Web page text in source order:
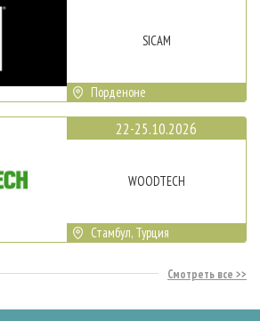
SICAM
Порденоне
22-25.10.2026
WOODTECH
Стамбул, Турция
Смотреть все